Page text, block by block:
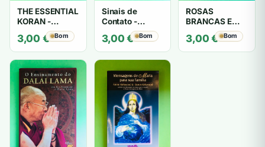
THE ESSENTIAL
KORAN -
THOMAS
CLEARY
3,00 € Bom
Sinais de
Contato -
Trigueirinho
3,00€ Bom
ROSAS
BRANCAS E
VERMELHAS -
António
Barahona
3,00€ Bom